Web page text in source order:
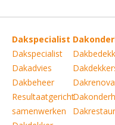
Dakspecialist
Dakspecialist
Dakadvies
Dakbeheer
Resultaatgericht
samenwerken